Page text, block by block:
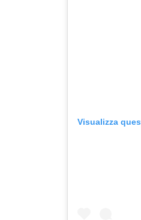
Visualizza